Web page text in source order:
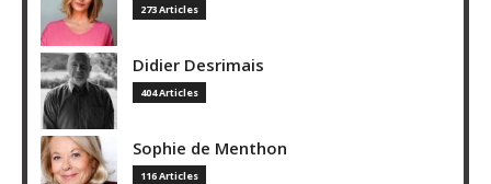
273 Articles
Didier Desrimais
404 Articles
Sophie de Menthon
116 Articles